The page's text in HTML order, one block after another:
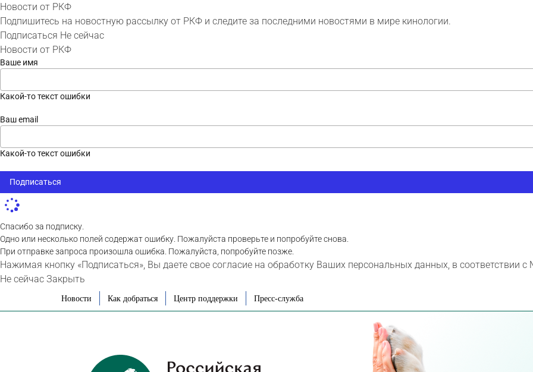
Новости от РКФ
Подпишитесь на новостную рассылку от РКФ и следите за последними новостями в мире кинологии.
Подписаться Не сейчас
Новости от РКФ
Ваше имя
Какой-то текст ошибки
Ваш email
Какой-то текст ошибки
Подписаться
Спасибо за подписку.
Одно или несколько полей содержат ошибку. Пожалуйста проверьте и попробуйте снова.
При отправке запроса произошла ошибка. Пожалуйста, попробуйте позже.
Нажимая кнопку «Подписаться», Вы даете свое согласие на обработку Ваших персональных данных, в соответствии
Не сейчас Закрыть
Новости Как добраться Центр поддержки Пресс-служба